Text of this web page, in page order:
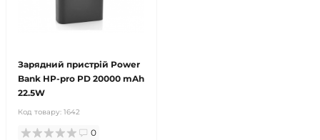
Зарядний пристрій Power
Bank HP-pro PD 20000 mAh
22.5W
Код товару: 1642
0